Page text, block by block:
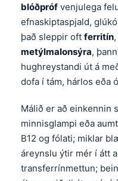
blóðpróf venjulega
efnaskiptaspjald,
það sleppir oft ferritín,
metýlmalonsýra,
hughreystandi út á
dofa í tám, hárlos eða
Málið er að einkennin
minnisglampi eða
B12 og fólati; miklar
áreynslu ýtir mér í átt
transferrínmettun;